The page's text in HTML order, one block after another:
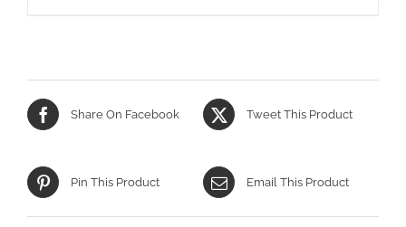
Share On Facebook Tweet This Product
Pin This Product Email This Product